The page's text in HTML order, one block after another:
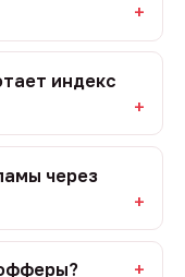
индекс
через